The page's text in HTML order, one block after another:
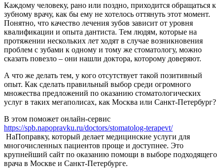
Каждому человеку, рано или поздно, приходится обращаться к
зубному врачу, как бы ему не хотелось оттянуть этот момент.
Понятно, что качество лечения зубов зависит от уровня
квалификации и опыта дантиста. Тем людям, которые на
протяжении нескольких лет ходят в случае возникновения
проблем с зубами к одному и тому же стоматологу, можно
сказать повезло – они нашли доктора, которому доверяют.
А что же делать тем, у кого отсутствует такой позитивный
опыт. Как сделать правильный выбор среди огромного
множества предложений по оказанию стоматологических
услуг в таких мегаполисах, как Москва или Санкт-Петербург?
В этом поможет онлайн-сервис
https://spb.napopravku.ru/doctors/stomatolog-terapevt/
НаПоправку, который делает медицинские услуги для
многочисленных пациентов проще и доступнее. Это
крупнейший сайт по оказанию помощи в выборе подходящего
врача в Москве и Санкт-Петербурге.